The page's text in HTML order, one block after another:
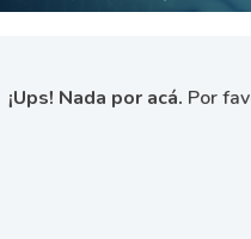
¡Ups! Nada por acá. Por